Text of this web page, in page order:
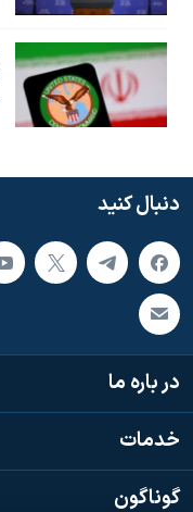
دنبال کنید
در باره ما
خدمات
گوناگون